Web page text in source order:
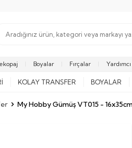
Boyalar Fırçalar
KOLAY TRANSFER BOYALAR
My Hobby Gümüş VT015 -